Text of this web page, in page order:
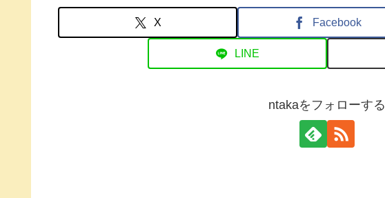
X Facebook
LINE
ntakaをフォローする